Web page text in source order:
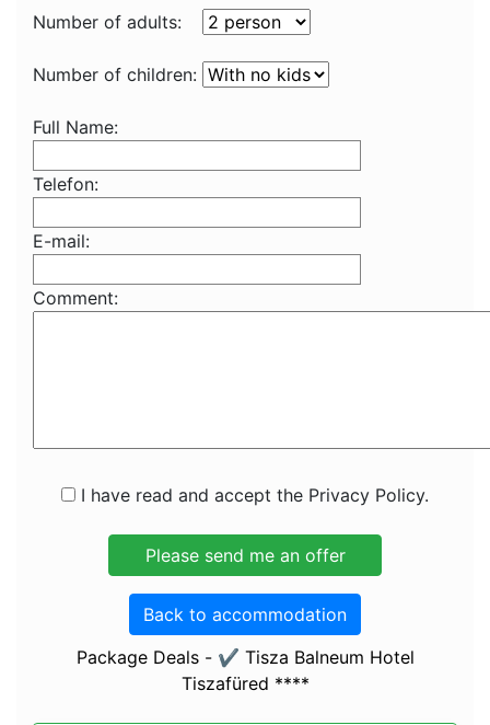
Number of adults:
Number of children:
Full Name:
Telefon:
E-mail:
Comment:
I have read and accept the Privacy Policy.
Back to accommodation
Package Deals - ✔️ Tisza Balneum Hotel
Tiszafüred ****